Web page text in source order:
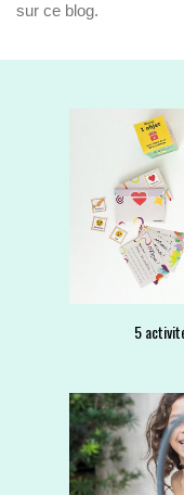
sur ce blog.
5